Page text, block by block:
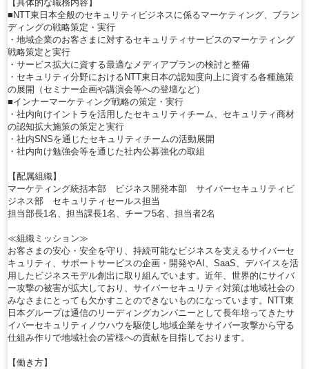
【具体的な職務内容】
■NTT東日本全般のセキュリティビジネスに係るマーケティング、ブラン
ディングの戦略策定・実行
・地域企業のお客さまに対するセキュリティサービスのマーケティング
戦略策定と実行
・サービス拡大に資する最適なメディアプランの検討と整備
・セキュリティ分野におけるNTT東日本の認知度向上に資する各種施策
の展開（セミナー企画や講演会等への登壇など）
■インナーマーケティング戦略の策定・実行
・社内向けイントラを活用したセキュリティチーム、セキュリティ商材
の認知拡大施策の策定と実行
・社内SNSを通じたセキュリティチームの活動展開
・社内向け勉強会等を通じた社内公募強化の取組
【配属組織】
マーケティング統括本部 ビジネス開発本部 サイバーセキュリティビ
ジネス部 セキュリティセールス担当
担当部長1名、担当課長1名、チーフ5名、担当者2名
≪組織ミッション≫
お客さまの安心・安全を守り、持続可能なビジネスを支えるサイバーセ
キュリティ、サポートサービスの企画・開発やAI、SaaS、デバイスを活
用したビジネスモデル創出に取り組んでいます。近年、世界的にサイバ
ー攻撃の被害が拡大しており、サイバーセキュリティ対策は地域社会の
みなさまにとっても欠かすことのできないものになっています。NTT東
日本グループは通信のリーディングカンパニーとして長年培ってきたサ
イバーセキュリティノウハウを駆使し地域企業をサイバー攻撃から守る
仕組み作りで地域社会の皆様への貢献を目指しております。
【働き方】